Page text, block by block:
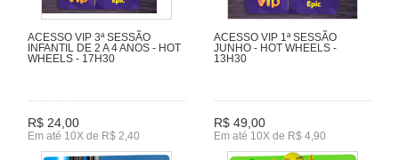
ACESSO VIP 3ª SESSÃO
INFANTIL DE 2 A 4 ANOS - HOT
WHEELS - 17H30
R$ 24,00
Em até 10X de R$ 2,40
ACESSO VIP 1ª SESSÃO
JUNHO - HOT WHEELS -
13H30
R$ 49,00
Em até 10X de R$ 4,90